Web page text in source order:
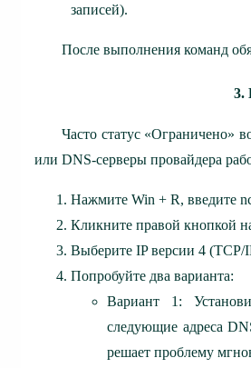
записей).
После выполнения команд
3.
Часто статус «Ограничено»
или DNS-серверы провайдера
Нажмите Win + R, введите
Кликните правой кнопкой
Выберите IP версии 4 (TCP/
Попробуйте два варианта:
Вариант 1:
следующие адреса
решает проблему